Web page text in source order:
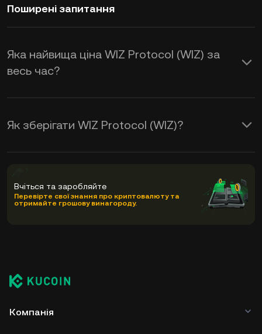
Поширені запитання
Яка найвища ціна WIZ Protocol (WIZ) за
весь час?
Як зберігати WIZ Protocol (WIZ)?
Вчіться та заробляйте
Перевірте свої знання про криптовалюту та
отримайте грошову винагороду.
Компанія